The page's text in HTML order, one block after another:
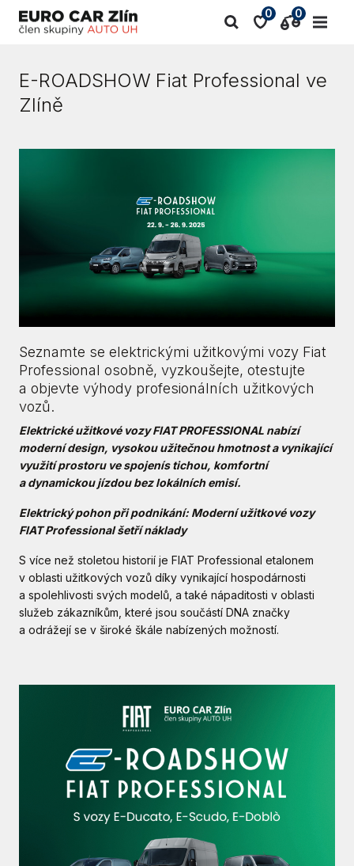
0 0
E-ROADSHOW Fiat Professional ve
Zlíně
Seznamte se elektrickými užitkovými vozy Fiat
Professional osobně, vyzkoušejte, otestujte
a objevte výhody profesionálních užitkových
vozů.
Elektrické užitkové vozy FIAT PROFESSIONAL nabízí
moderní design, vysokou užitečnou hmotnost a vynikající
využití prostoru ve spojenís tichou, komfortní
a dynamickou jízdou bez lokálních emisí.
Elektrický pohon při podnikání: Moderní užitkové vozy
FIAT Professional šetří náklady
S více než stoletou historií je FIAT Professional etalonem
v oblasti užitkových vozů díky vynikající hospodárnosti
a spolehlivosti svých modelů, a také nápaditosti v oblasti
služeb zákazníkům, které jsou součástí DNA značky
a odrážejí se v široké škále nabízených možností.